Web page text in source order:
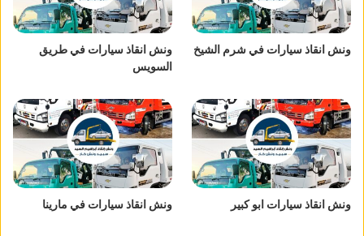
ونش انقاذ سيارات في شرم الشيخ
ونش انقاذ سيارات في طريق
السويس
ونش انقاذ سيارات ابو كبير ونش انقاذ سيارات في مارينا